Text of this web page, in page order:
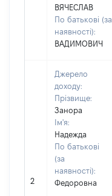
ВЯЧЕСЛАВ
По батькові (за
наявності):
ВАДИМОВИЧ
2
Джерело
доходу:
Прізвище:
Занора
Ім'я:
Надежда
По батькові
(за
наявності):
Федоровна